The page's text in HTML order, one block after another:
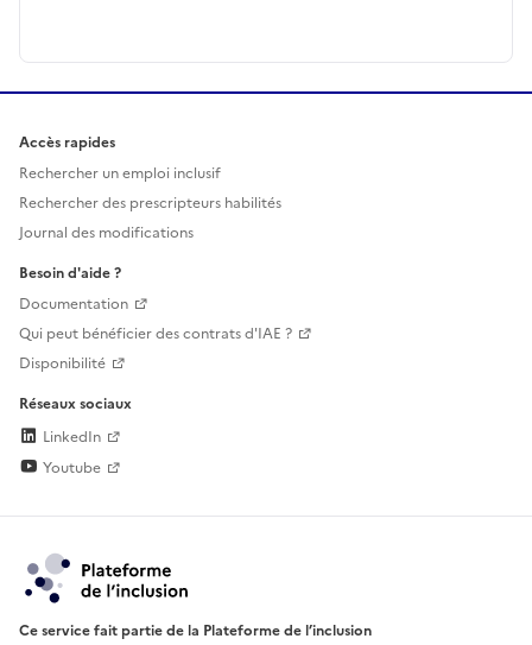
Accès rapides
Rechercher un emploi inclusif
Rechercher des prescripteurs habilités
Journal des modifications
Besoin d'aide ?
Documentation
Qui peut bénéficier des contrats d'IAE ?
Disponibilité
Réseaux sociaux
LinkedIn
Youtube
Ce service fait partie de la Plateforme de l’inclusion